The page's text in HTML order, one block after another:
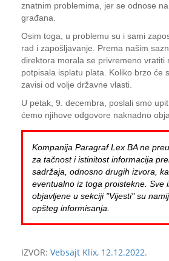
znatnim problemima, jer se odnose
građana.
Osim toga, u problemu su i sami
rad i zapošljavanje. Prema našim
direktora morala se privremeno vratiti
potpisala isplatu plata. Koliko brzo će
zavisi od volje državne vlasti.
U petak, 9. decembra, poslali smo
ćemo njihove odgovore naknadno
Kompanija Paragraf Lex BA ne
za tačnost i istinitost informacija
sadržaja, odnosno drugih izvora,
eventualno iz toga proistekne. Sve
objavljene u sekciji "Vijesti" su
opšteg informisanja.
IZVOR: Vebsajt Klix, 12.12.2022.